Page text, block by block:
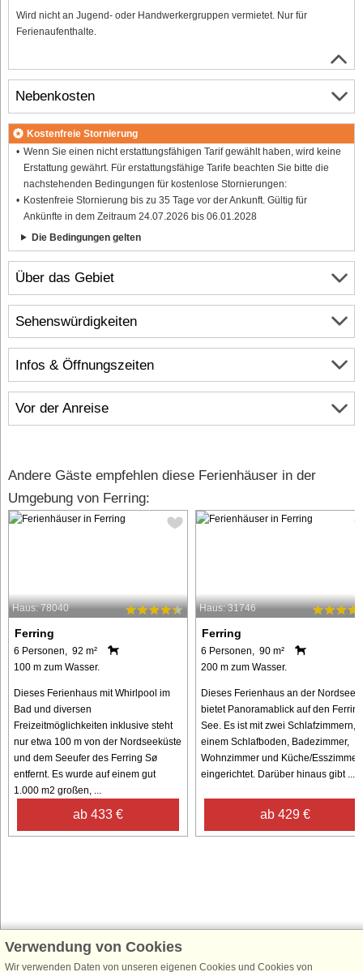
Wird nicht an Jugend- oder Handwerkergruppen vermietet. Nur für
Ferienaufenthalte.
Über das Gebiet
Infos & Öffnungszeiten
Vor der Anreise
Nebenkosten
Kostenfreie Stornierung
Wenn Sie einen nicht erstattungsfähigen Tarif gewählt haben, wird keine
Erstattung gewährt. Für erstattungsfähige Tarife beachten Sie bitte die
nachstehenden Bedingungen für kostenlose Stornierungen:
Kostenfreie Stornierung bis zu 35 Tage vor der Ankunft. Gültig für
Ankünfte in dem Zeitraum 24.07.2026 bis 06.01.2028
Die Bedingungen gelten
Sehenswürdigkeiten
Andere Gäste empfehlen diese Ferienhäuser in der
Umgebung von Ferring:
Haus: 78040
Ferring
6 Personen, 92 m²
100 m zum Wasser.
Dieses Ferienhaus mit Whirlpool im
Bad und diversen
Freizeitmöglichkeiten inklusive steht
nur etwa 100 m von der Nordseeküste
und dem Seeufer des Ferring Sø
entfernt. Es wurde auf einem gut
1.000 m2 großen, ...
ab 433 €
Haus: 31746
Ferring
6 Personen, 90 m²
200 m zum Wasser.
Dieses Ferienhaus an der Nordsee
bietet Panoramablick auf den Ferring
See. Es ist mit zwei Schlafzimmern,
einem Schlafboden, Badezimmer,
Wohnzimmer und Küche/Esszimmer
eingerichtet. Darüber hinaus gibt ...
ab 429 €
Schließen Sie sich 100.000 Ferienhaus-Fans an
Verwendung von Cookies
Wir verwenden Daten von unseren eigenen Cookies und Cookies von